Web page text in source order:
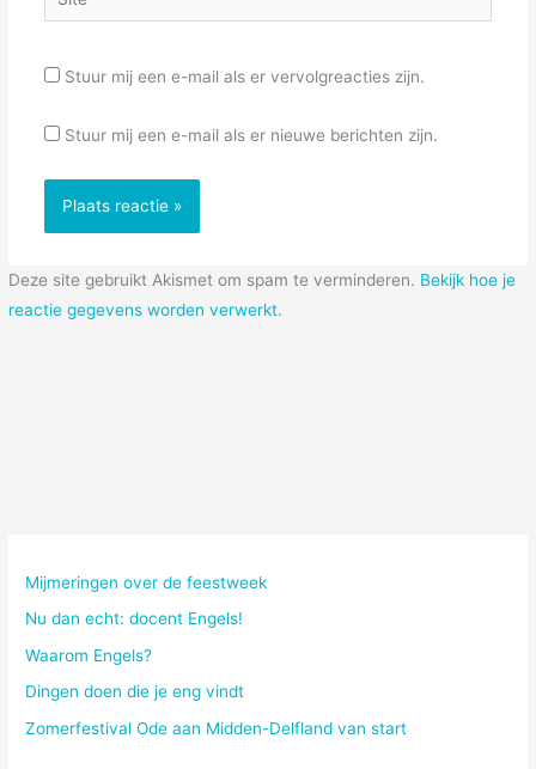
Stuur mij een e-mail als er vervolgreacties zijn.
Stuur mij een e-mail als er nieuwe berichten zijn.
Deze site gebruikt Akismet om spam te verminderen. Bekijk hoe je
reactie gegevens worden verwerkt.
Mijmeringen over de feestweek
Nu dan echt: docent Engels!
Waarom Engels?
Dingen doen die je eng vindt
Zomerfestival Ode aan Midden-Delfland van start